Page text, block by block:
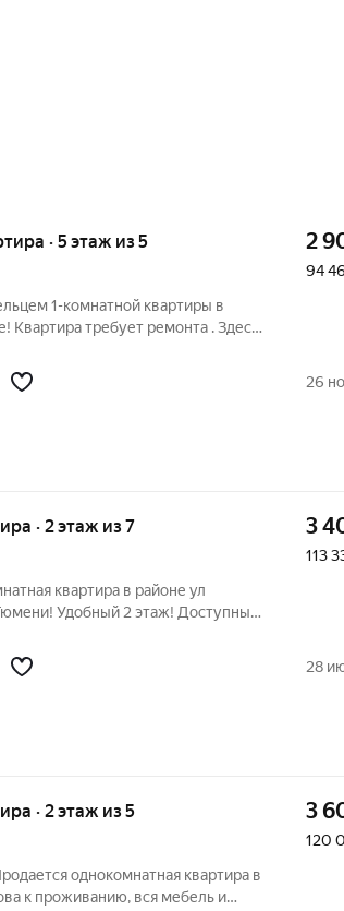
· 5 этаж из 5
1-комнатной квартиры в
требует ремонта . Здесь
2
94
26
· 2 этаж из 7
квартира в районе ул
Удобный 2 этаж! Доступный
что квартира чистая ,
3
113
28
· 2 этаж из 5
однокомнатная квартира в
к проживанию, вся мебель и
3
120